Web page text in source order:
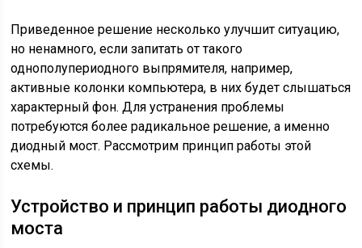
Приведенное решение несколько улучшит ситуацию,
но ненамного, если запитать от такого
однополупериодного выпрямителя, например,
активные колонки компьютера, в них будет слышаться
характерный фон. Для устранения проблемы
потребуются более радикальное решение, а именно
диодный мост. Рассмотрим принцип работы этой
схемы.
Устройство и принцип работы диодного
моста